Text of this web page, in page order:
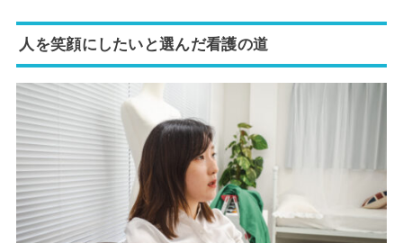
人を笑顔にしたいと選んだ看護の道